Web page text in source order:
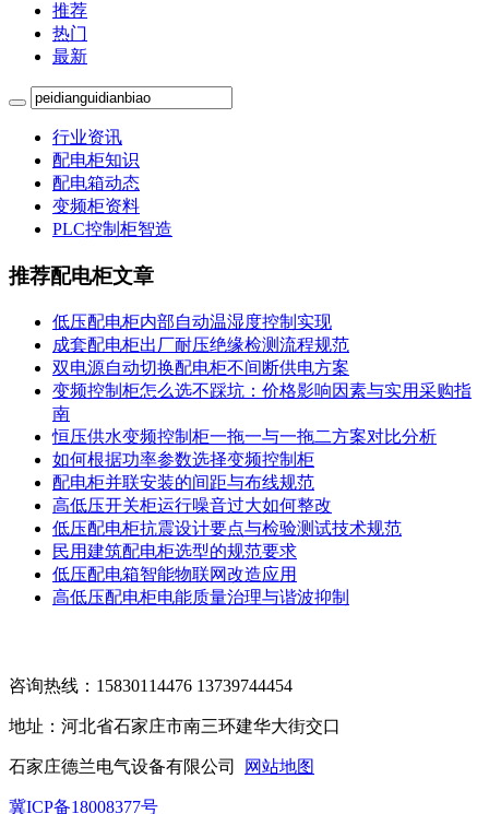
推荐
热门
最新
行业资讯
配电柜知识
配电箱动态
变频柜资料
PLC控制柜智造
推荐配电柜文章
低压配电柜内部自动温湿度控制实现
成套配电柜出厂耐压绝缘检测流程规范
双电源自动切换配电柜不间断供电方案
变频控制柜怎么选不踩坑：价格影响因素与实用采购指
南
恒压供水变频控制柜一拖一与一拖二方案对比分析
如何根据功率参数选择变频控制柜
配电柜并联安装的间距与布线规范
高低压开关柜运行噪音过大如何整改
低压配电柜抗震设计要点与检验测试技术规范
民用建筑配电柜选型的规范要求
低压配电箱智能物联网改造应用
高低压配电柜电能质量治理与谐波抑制
咨询热线：15830114476 13739744454
地址：河北省石家庄市南三环建华大街交口
石家庄德兰电气设备有限公司 网站地图
冀ICP备18008377号